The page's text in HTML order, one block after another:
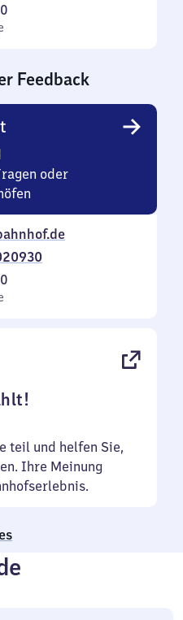
Feedback
oder
teil und helfen Sie,
Ihre Meinung